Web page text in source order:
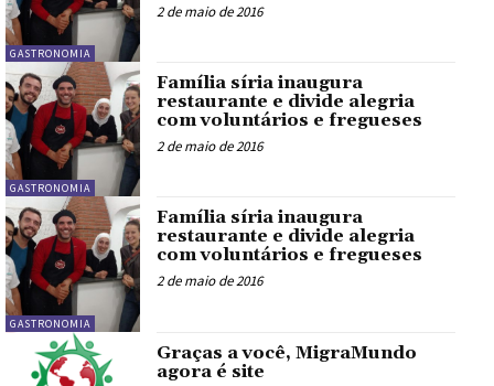
GASTRONOMIA
2 de maio de 2016
GASTRONOMIA
Família síria inaugura
restaurante e divide alegria
com voluntários e fregueses
2 de maio de 2016
GASTRONOMIA
Família síria inaugura
restaurante e divide alegria
com voluntários e fregueses
2 de maio de 2016
Graças a você, MigraMundo
agora é site